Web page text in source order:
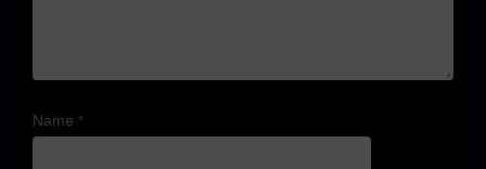
Name *